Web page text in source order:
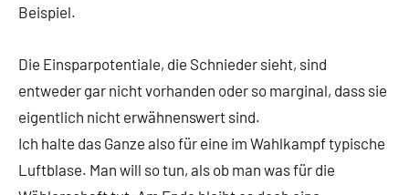
Beispiel.
Die Einsparpotentiale, die Schnieder sieht, sind
entweder gar nicht vorhanden oder so marginal, dass sie
eigentlich nicht erwähnenswert sind.
Ich halte das Ganze also für eine im Wahlkampf typische
Luftblase. Man will so tun, als ob man was für die